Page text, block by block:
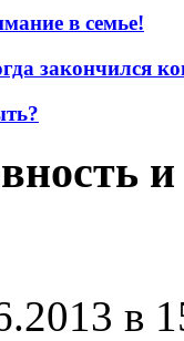
в семье!
закончился
в